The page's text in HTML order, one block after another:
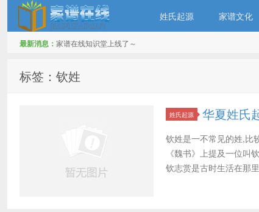
姓氏起源 家谱文化
最新消息： 家谱在线知识堂上线了～
标签：钦姓
姓氏起源 华夏姓氏
钦姓是一不常见的姓,比
《魏书》上提及一位叫
钦志赏是古时生活在那